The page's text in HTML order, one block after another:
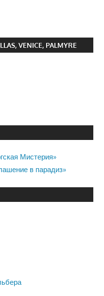
VENICE, PALMYRE
Мистерия»
в парадиз»